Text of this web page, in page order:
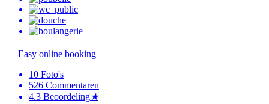
Easy online booking
10 Foto's
526 Commentaren
4.3 Beoordeling★